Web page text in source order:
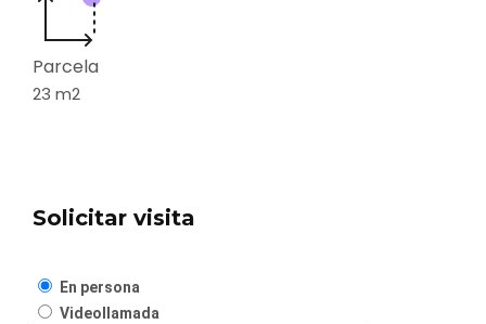
Parcela
23 m2
Solicitar visita
En persona
Videollamada